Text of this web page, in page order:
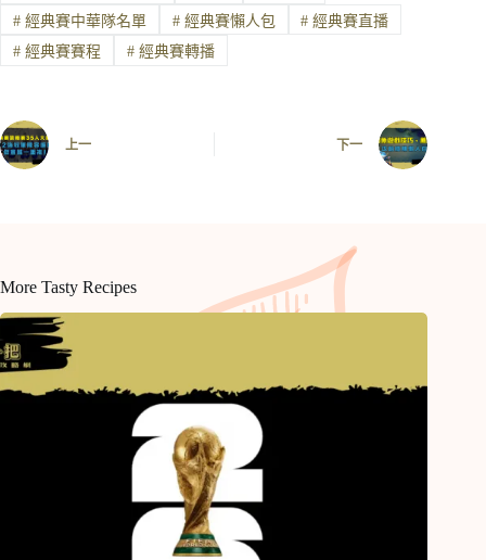
#經典賽中華隊名單 #經典賽懶人包 # 經典賽直播
#經典賽賽程 #經典賽轉播
上一 下一
More Tasty Recipes